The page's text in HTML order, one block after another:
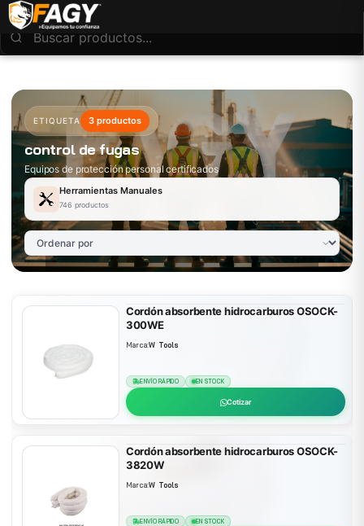
ETIQUETA 3 productos
control de fugas
Equipos de protección personal certificados
Herramientas Manuales
746 productos
Cordón absorbente hidrocarburos OSOCK-
300WE
Marca:W Tools
ENVÍO RÁPIDO EN STOCK
Cotizar
Cordón absorbente hidrocarburos OSOCK-
3820W
Marca:W Tools
ENVÍO RÁPIDO EN STOCK